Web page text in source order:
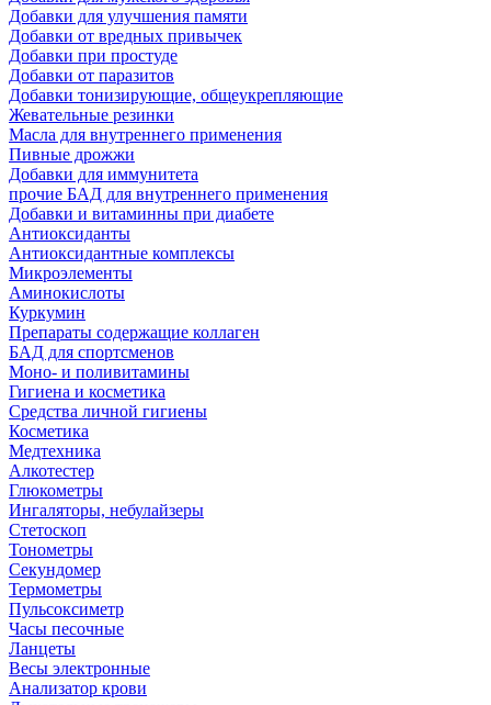
Добавки для улучшения памяти
Добавки от вредных привычек
Добавки при простуде
Добавки от паразитов
Добавки тонизирующие, общеукрепляющие
Жевательные резинки
Масла для внутреннего применения
Пивные дрожжи
Добавки для иммунитета
прочие БАД для внутреннего применения
Добавки и витаминны при диабете
Антиоксиданты
Антиоксидантные комплексы
Микроэлементы
Аминокислоты
Куркумин
Препараты содержащие коллаген
БАД для спортсменов
Моно- и поливитамины
Гигиена и косметика
Средства личной гигиены
Косметика
Медтехника
Алкотестер
Глюкометры
Ингаляторы, небулайзеры
Стетоскоп
Тонометры
Секундомер
Термометры
Пульсоксиметр
Часы песочные
Ланцеты
Весы электронные
Анализатор крови